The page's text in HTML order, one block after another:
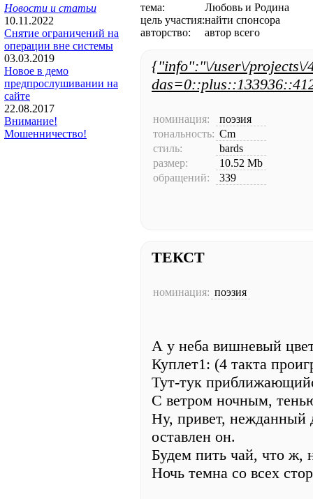
Новости и статьи
10.11.2022
Снятие ограничений на
операции вне системы
03.03.2019
Новое в демо
предпрослушивании на
сайте
22.08.2017
Внимание!
Мошенничество!
тема:
Любовь и Родина
цель участия:найти спонсора
авторство:
автор всего
{"info":"\/user\/
номинация:
поэзия
тональность: Cm
стиль:
bards
размер:
10.52 Mb
обращений:
339
ТЕКСТ
номинация: поэзия
А у неба вишневый
Куплет1: (4 такта
Тут-тук
С ветром ночным,
Ну, привет, нежданный
оставлен он.
Будем пить чай, что ж,
Ночь темна со всех